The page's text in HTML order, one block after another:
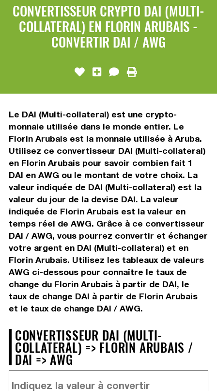
CONVERTISSEUR CRYPTO DAI (MULTI-
COLLATERAL) EN FLORIN ARUBAIS -
CONVERTIR DAI / AWG
Le DAI (Multi-collateral) est une crypto-
monnaie utilisée dans le monde entier. Le
Florin Arubais est la monnaie utilisée à Aruba.
Utilisez ce convertisseur DAI (Multi-collateral)
en Florin Arubais pour savoir combien fait 1
DAI en AWG ou le montant de votre choix. La
valeur indiquée de DAI (Multi-collateral) est la
valeur du jour de la devise DAI. La valeur
indiquée de Florin Arubais est la valeur en
temps réel de AWG. Grâce à ce convertisseur
DAI / AWG, vous pourrez convertir et échanger
votre argent en DAI (Multi-collateral) et en
Florin Arubais. Utilisez les tableaux de valeurs
AWG ci-dessous pour connaître le taux de
change du Florin Arubais à partir de DAI, le
taux de change DAI à partir de Florin Arubais
et le taux de change DAI / AWG.
CONVERTISSEUR DAI (MULTI-
COLLATERAL) => FLORIN ARUBAIS /
DAI => AWG